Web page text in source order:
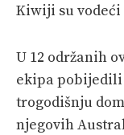
Kiwiji su
U 12 održanih
ekipa
trogodišnju
njegovih